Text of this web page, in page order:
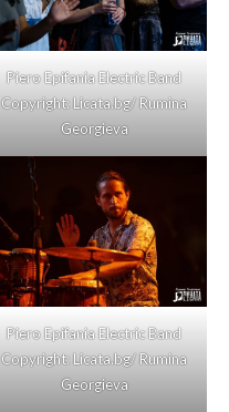
Piero Epifania Electric Band
Copyright: Licata.bg/ Rumina
Georgieva
Piero Epifania Electric Band
Copyright: Licata.bg/ Rumina
Georgieva